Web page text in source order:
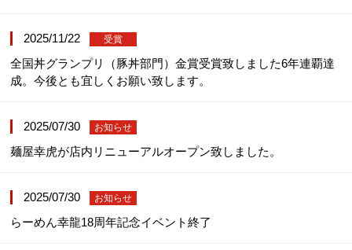
2025/11/22 受賞
全国丼グランプリ（豚丼部門）金賞受賞致しました6年連覇達
成。今後とも宜しくお願い致します。
2025/07/30 お知らせ
麺屋幸虎が店内リニューアルオープン致しました。
2025/07/30 お知らせ
らーめん幸龍18周年記念イベント終了